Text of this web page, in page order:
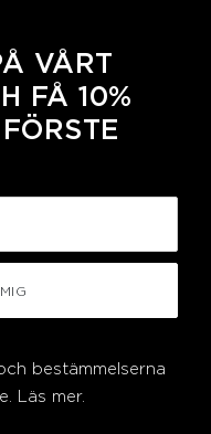
VÅRT
FÅ 10%
bestämmelserna
Läs mer.